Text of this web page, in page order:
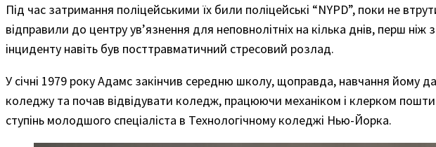
Під час затримання поліцейськими їх били поліцейські “NYPD”, поки не
відправили до центру ув’язнення для неповнолітніх на кілька днів, перш
інциденту навіть був посттравматичний стресовий розлад.
У січні 1979 року Адамс закінчив середню школу, щоправда, навчання йому
коледжу та почав відвідувати коледж, працюючи механіком і клерком
ступінь молодшого спеціаліста в Технологічному коледжі Нью-Йорка.